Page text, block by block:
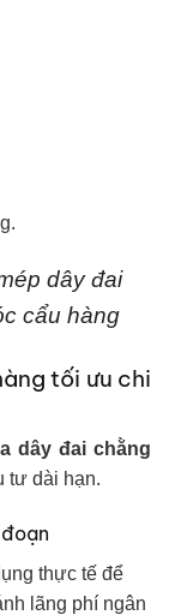
dây đai
cẩu hàng
tối ưu chi
dây đai chằng
tư dài hạn.
thực tế để
lãng phí ngân